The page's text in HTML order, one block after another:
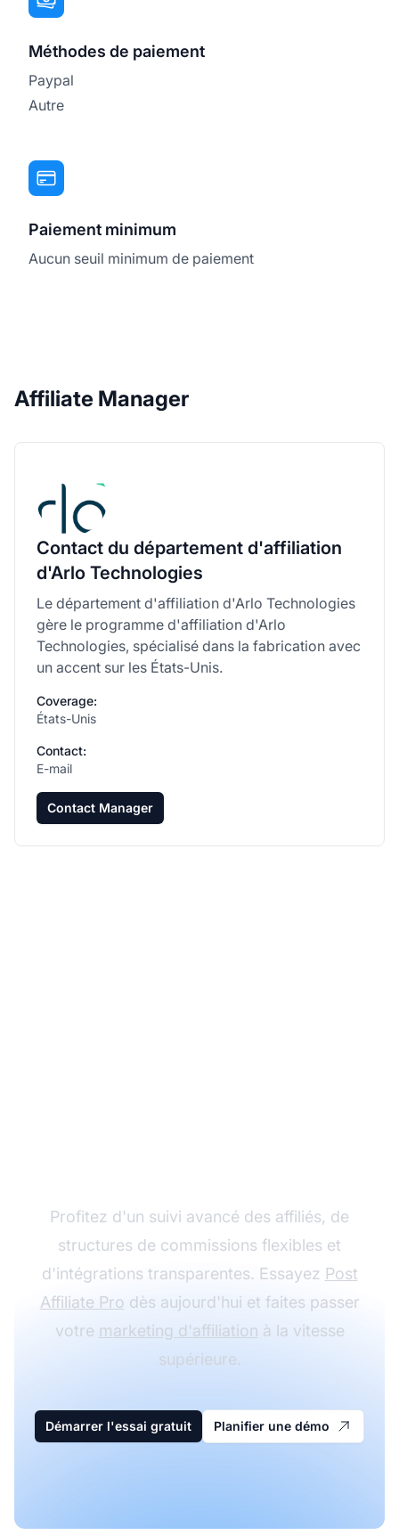
Méthodes de paiement
Paypal
Autre
Paiement minimum
Aucun seuil minimum de paiement
Affiliate Manager
Contact du département d'affiliation
d'Arlo Technologies
Le département d'affiliation d'Arlo Technologies
gère le programme d'affiliation d'Arlo
Technologies, spécialisé dans la fabrication avec
un accent sur les États-Unis.
Coverage:
États-Unis
Contact:
E-mail
Contact Manager
Profitez d'un suivi avancé des affiliés, de
structures de commissions flexibles et
d'intégrations transparentes. Essayez Post
Affiliate Pro dès aujourd'hui et faites passer
votre marketing d'affiliation à la vitesse
supérieure.
Démarrer l'essai gratuit Planifier une démo